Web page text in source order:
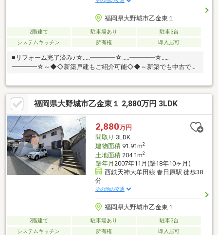
福岡県大野城市乙金東１
2階建て 駐車場あり
駐車3台
システムキッチン
所有権 即入居可
■リフォーム完了済み♪☆‥…━━━━☆‥…━━━━☆‥…
━━━━☆～◆◇新築戸建もご紹介可能◇◆～新築でも中古でも
ットを把握し、じっくり比較検討することができます♪内見したい
物件をツアー形式でまわることも可能♪お住み替え相談も承ります
♪☆‥…━━━━☆‥…━━━━☆‥…━━━━☆◆ご内覧は土日祝・
当日も対応可能♪◆頭金０円ＯＫ！◆追加リフォームもワンスト
ップで承ります♪◆“借りれる額”と“無理なく返せる額”は違う！◆
住宅ローンアドバイザーが最適な返済計画をご提案♪
福岡県大野城市乙金東１ 2,880万円 3LDK
2,880万円
間取り 3LDK
建物面積91.91m2
土地面積204.1m2
築年月 2007年11月(築18年10ヶ月)
西鉄天神大牟田線 春日原駅 徒歩38
分
その他の交通
福岡県大野城市乙金東１
2階建て 駐車場あり
駐車3台
システムキッチン
所有権 即入居可